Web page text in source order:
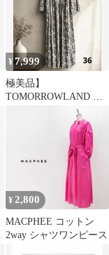
¥7,999
極美品】
TOMORROWLAND ワ
ンピースSOULEIADO
レーヨン七分袖
¥2,800
MACPHEE コットン
2way シャツワンピース